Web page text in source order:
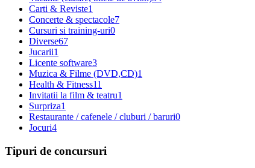
Carti & Reviste1
Concerte & spectacole7
Cursuri si training-uri0
Diverse67
Jucarii1
Licente software3
Muzica & Filme (DVD,CD)1
Health & Fitness11
Invitatii la film & teatru1
Surpriza1
Restaurante / cafenele / cluburi / baruri0
Jocuri4
Tipuri de concursuri